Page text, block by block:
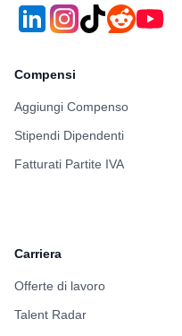
Valutazione
Work-Life Balance